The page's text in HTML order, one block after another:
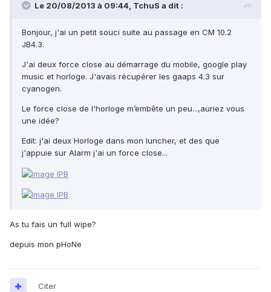
Le 20/08/2013 à 09:44, TchuS a dit :
Bonjour, j'ai un petit souci suite au passage en CM 10.2
JB4.3.
J'ai deux force close au démarrage du mobile, google play
music et horloge. J'avais récupérer les gaaps 4.3 sur
cyanogen.
Le force close de l'horloge m’embête un peu...,auriez vous
une idée?
Edit: j'ai deux Horloge dans mon luncher, et des que
j'appuie sur Alarm j'ai un force close...
As tu fais un full wipe?
depuis mon pHoNe
Citer